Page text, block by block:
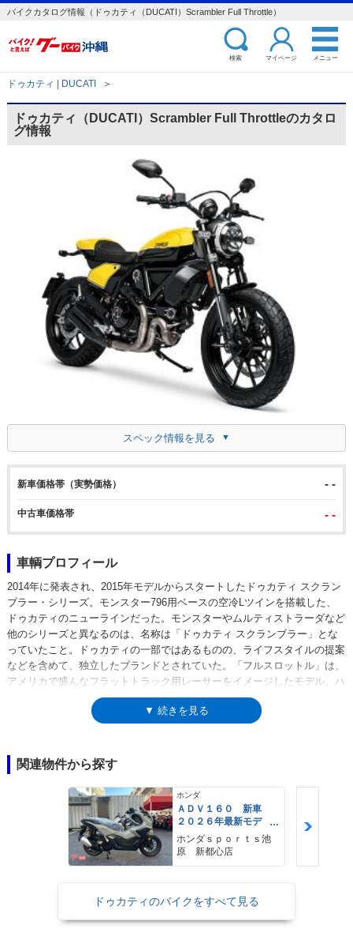
バイクカタログ情報（ドゥカティ（DUCATI）Scrambler Full Throttle）
検索 マイページ メニュー
ドゥカティ | DUCATI ＞
ドゥカティ（DUCATI）Scrambler Full Throttleのカタロ
グ情報
スペック情報を見る
新車価格帯（実勢価格） - -
中古車価格帯 - -
車輌プロフィール
2014年に発表され、2015年モデルからスタートしたドゥカティ スクラン
ブラー・シリーズ。モンスター796用ベースの空冷Lツインを搭載した、
ドゥカティのニューラインだった。モンスターやムルティストラーダなど
他のシリーズと異なるのは、名称は「ドゥカティ スクランブラー」とな
っていたこと。ドゥカティの一部ではあるものの、ライフスタイルの提案
などを含めて、独立したブランドとされていた。「フルスロットル」は、
アメリカで盛んなフラットトラック用レーサーをイメージしたモデル。ハ
ンドル位置は低く抑えられていた。テルミニョーニ製のレーシングエキゾ
ーストは標準装備。800ccのドゥカティ スクランブラーは、2019年モデ
加わった。スタンダードのアイコンに続き、2018年10月のインターモト
（ケルンショー）で新型フルスロットルも発表された。
▼ 続きを見る
関連物件から探す
ホンダ
ＡＤＶ１６０ 新車
２０２６年最新モデ
ル パールスモーキー
グレー スマートキ
ー ２９Ｌメットイ
ホンダｓｐｏｒｔｓ池
原 新都心店
ドゥカティのバイクをすべて見る